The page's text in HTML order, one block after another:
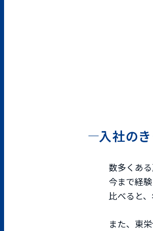
入社の
数多くあ
今まで経
比べると
また、東